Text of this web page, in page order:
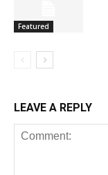
Featured
LEAVE A REPLY